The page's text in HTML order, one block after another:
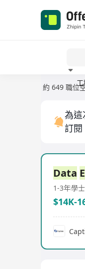
約 649 職位
為這
訂閱
Data
1-3年學士
$14K-